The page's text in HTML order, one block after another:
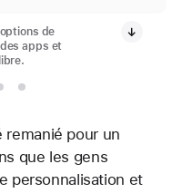
de
apps et
pour un
que les gens
personnalisation et